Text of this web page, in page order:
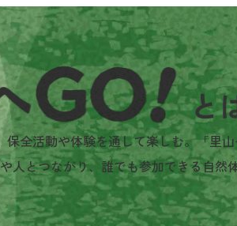
保全活動や体験を通して楽しむ。「里
人とつながり、誰でも参加できる自然